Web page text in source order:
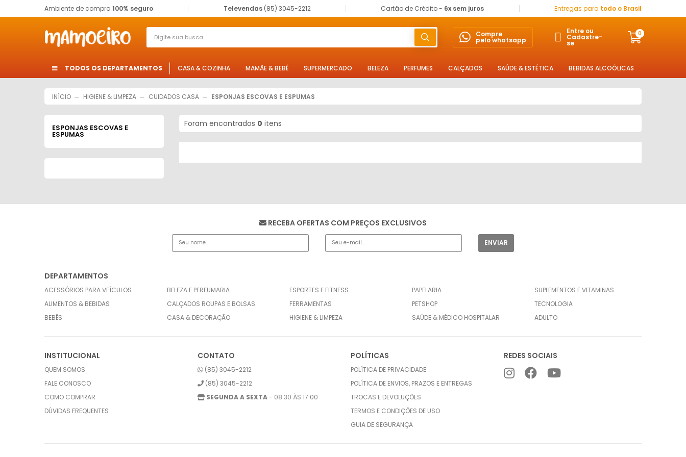
Ambiente de compra 100% seguro Televendas(85) 3045-2212 Cartão de Crédito - 6x sem juros Entregas para todo o Brasil
Compre
pelo whatsapp
Entre ou
Cadastre-
se
0
TODOS OS DEPARTAMENTOS CASA & COZINHA MAMÃE & BEBÊ SUPERMERCADO BELEZA PERFUMES CALÇADOS SAÚDE & ESTÉTICA BEBIDAS ALCOÓLICAS
INÍCIO HIGIENE & LIMPEZA CUIDADOS CASA ESPONJAS ESCOVAS E ESPUMAS
ESPONJAS ESCOVAS E
ESPUMAS
Foram encontrados 0 itens
RECEBA OFERTAS COM PREÇOS EXCLUSIVOS
DEPARTAMENTOS
ACESSÓRIOS PARA VEÍCULOS
ALIMENTOS & BEBIDAS
BEBÊS
BELEZA E PERFUMARIA
CALÇADOS ROUPAS E BOLSAS
CASA & DECORAÇÃO
ESPORTES E FITNESS
FERRAMENTAS
HIGIENE & LIMPEZA
PAPELARIA
PETSHOP
SAÚDE & MÉDICO HOSPITALAR
SUPLEMENTOS E VITAMINAS
TECNOLOGIA
ADULTO
INSTITUCIONAL
QUEM SOMOS
FALE CONOSCO
COMO COMPRAR
DÚVIDAS FREQUENTES
CONTATO
(85) 3045-2212
(85) 3045-2212
SEGUNDA A SEXTA- 08:30 ÀS 17:00
POLÍTICAS
POLÍTICA DE PRIVACIDADE
POLÍTICA DE ENVIOS, PRAZOS E ENTREGAS
TROCAS E DEVOLUÇÕES
TERMOS E CONDIÇÕES DE USO
GUIA DE SEGURANÇA
REDES SOCIAIS